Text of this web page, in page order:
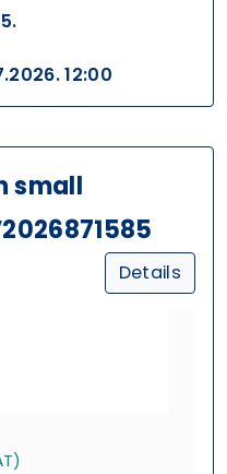
12:00
small
Details